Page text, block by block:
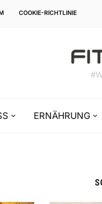
COOKIE-RICHTLINIE
ERNÄHRUNG